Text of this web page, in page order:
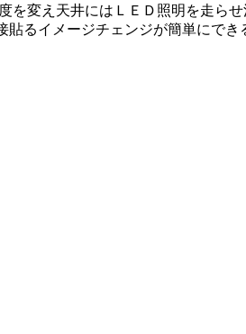
変え天井にはＬＥＤ照明を走ら
るイメージチェンジが簡単にでき